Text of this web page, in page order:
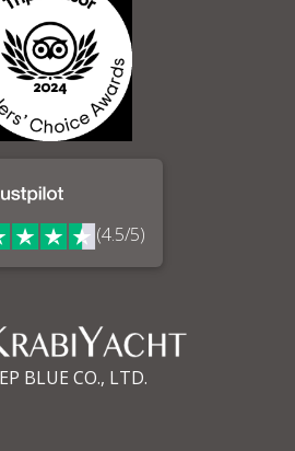
(4.5/5)
BLUE CO., LTD.